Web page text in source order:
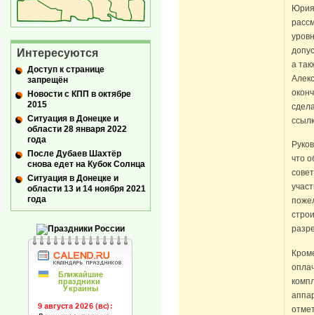
Юрия
а
что
Интересуются
Доступ к странице
запрещён
Новости с КПП в октябре
2015
Ситуация в Донецке и
области 28 января 2022
года
После Дубаев Шахтёр
снова едет на Кубок Солнца
Ситуация в Донецке и
области 13 и 14 ноября 2021
года